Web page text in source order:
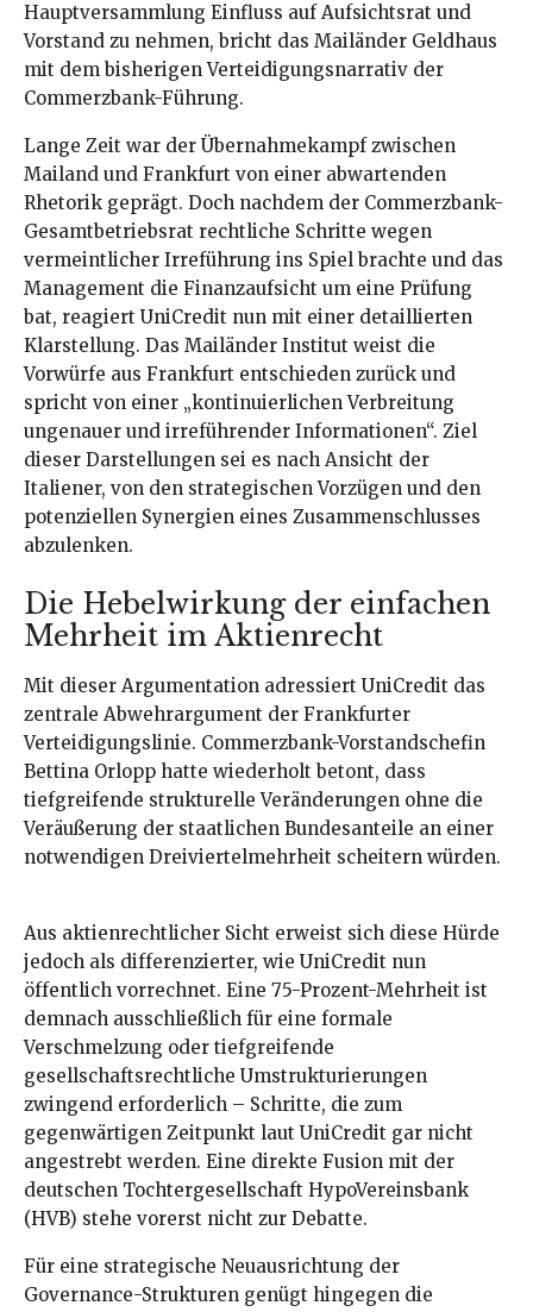
Hauptversammlung Einfluss auf Aufsichtsrat und
Vorstand zu nehmen, bricht das Mailänder Geldhaus
mit dem bisherigen Verteidigungsnarrativ der
Commerzbank-Führung.
Lange Zeit war der Übernahmekampf zwischen
Mailand und Frankfurt von einer abwartenden
Rhetorik geprägt. Doch nachdem der Commerzbank-
Gesamtbetriebsrat rechtliche Schritte wegen
vermeintlicher Irreführung ins Spiel brachte und das
Management die Finanzaufsicht um eine Prüfung
bat, reagiert UniCredit nun mit einer detaillierten
Klarstellung. Das Mailänder Institut weist die
Vorwürfe aus Frankfurt entschieden zurück und
spricht von einer „kontinuierlichen Verbreitung
ungenauer und irreführender Informationen“. Ziel
dieser Darstellungen sei es nach Ansicht der
Italiener, von den strategischen Vorzügen und den
potenziellen Synergien eines Zusammenschlusses
abzulenken.
Die Hebelwirkung der einfachen
Mehrheit im Aktienrecht
Mit dieser Argumentation adressiert UniCredit das
zentrale Abwehrargument der Frankfurter
Verteidigungslinie. Commerzbank-Vorstandschefin
Bettina Orlopp hatte wiederholt betont, dass
tiefgreifende strukturelle Veränderungen ohne die
Veräußerung der staatlichen Bundesanteile an einer
notwendigen Dreiviertelmehrheit scheitern würden.
Aus aktienrechtlicher Sicht erweist sich diese Hürde
jedoch als differenzierter, wie UniCredit nun
öffentlich vorrechnet. Eine 75-Prozent-Mehrheit ist
demnach ausschließlich für eine formale
Verschmelzung oder tiefgreifende
gesellschaftsrechtliche Umstrukturierungen
zwingend erforderlich – Schritte, die zum
gegenwärtigen Zeitpunkt laut UniCredit gar nicht
angestrebt werden. Eine direkte Fusion mit der
deutschen Tochtergesellschaft HypoVereinsbank
(HVB) stehe vorerst nicht zur Debatte.
Für eine strategische Neuausrichtung der
Governance-Strukturen genügt hingegen die